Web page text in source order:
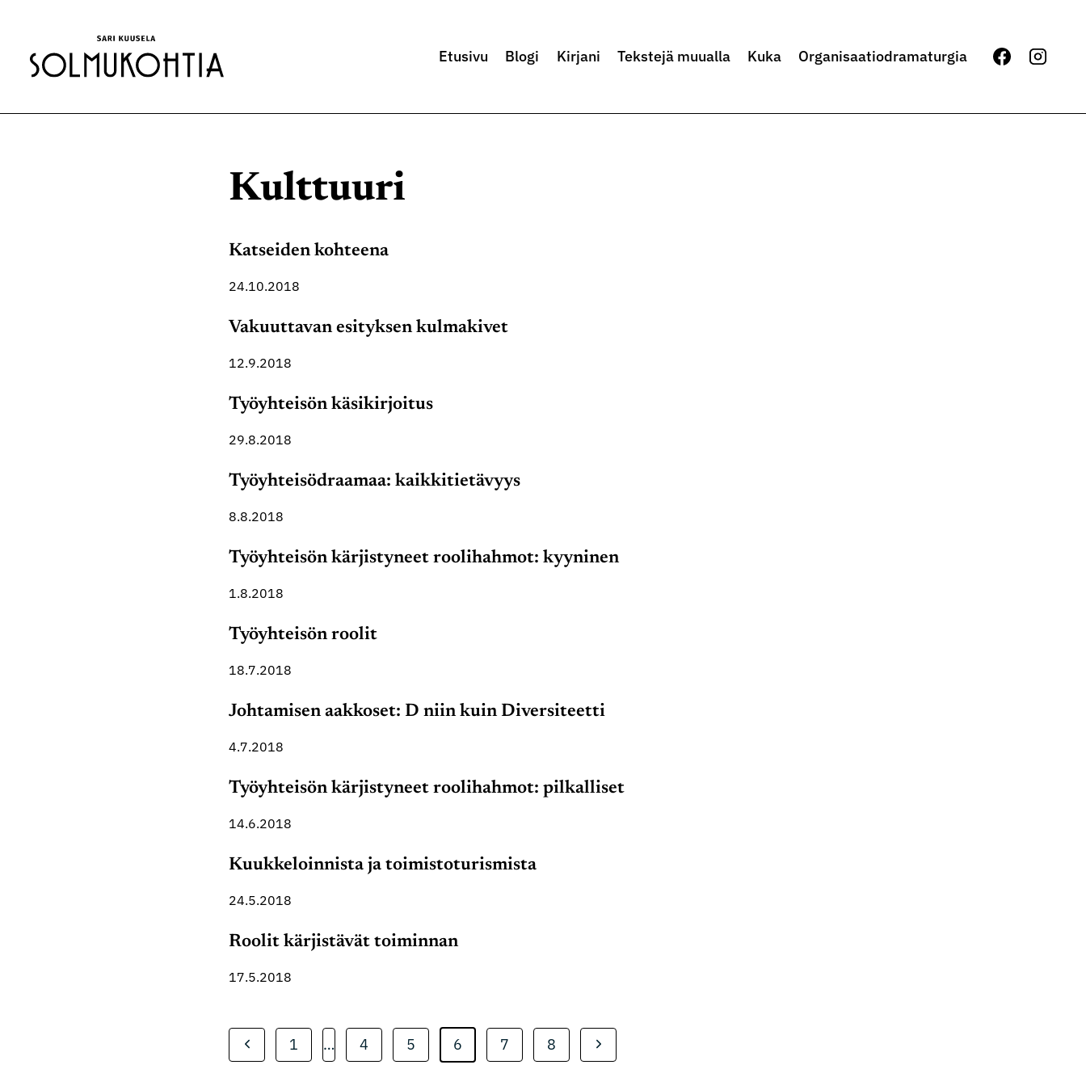
Etusivu
Blogi Kirjani Tekstejä muualla Kuka Organisaatiodramaturgia
Kulttuuri
Katseiden kohteena
24.10.2018
Vakuuttavan esityksen kulmakivet
12.9.2018
Työyhteisön käsikirjoitus
29.8.2018
Työyhteisödraamaa: kaikkitietävyys
8.8.2018
Työyhteisön kärjistyneet roolihahmot: kyyninen
1.8.2018
Työyhteisön roolit
18.7.2018
Johtamisen aakkoset: D niin kuin Diversiteetti
4.7.2018
Työyhteisön kärjistyneet roolihahmot: pilkalliset
14.6.2018
Kuukkeloinnista ja toimistoturismista
24.5.2018
Roolit kärjistävät toiminnan
17.5.2018
Sivunavigointi
Edellinen
1 … 4 5 6 7 8
Seuraava